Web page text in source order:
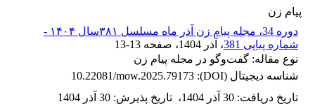
پیام زن
دوره 34، مجله پیام زن آذر ماه مسلسل ۳۸۱سال ۱۴۰۴ -
شماره پیاپی 381
، آذر 1404 ، صفحه 13-13
نوع مقاله: گفت‌وگو در مجله پیام زن
شناسه دیجیتال (DOI):
10.22081/mow.2025.79173
تاریخ دریافت: 30 آذر 1404 ، تاریخ پذیرش: 30 آذر 1404